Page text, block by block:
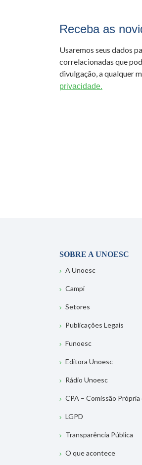
Receba as
Usaremos seus dados
correlacionadas que
divulgação, a qualquer
privacidade.
SOBRE A UNOESC
A Unoesc
Campi
Setores
Publicações Legais
Funoesc
Editora Unoesc
Rádio Unoesc
CPA – Comissão Própria
LGPD
Transparência Pública
O que acontece